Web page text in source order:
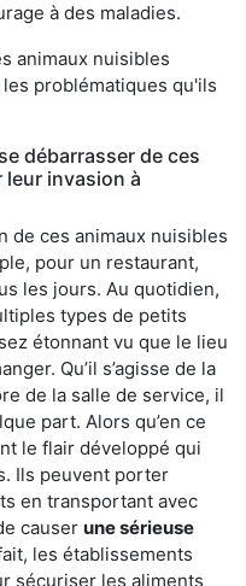
à des maladies.
animaux nuisibles
problématiques qu'ils
débarrasser de ces
invasion à
de ces animaux nuisibles
pour un restaurant,
les jours. Au quotidien,
types de petits
étonnant vu que le lieu
Qu’il s’agisse de la
de la salle de service, il
part. Alors qu’en ce
le flair développé qui
Ils peuvent porter
en transportant avec
causer une sérieuse
les établissements
sécuriser les aliments